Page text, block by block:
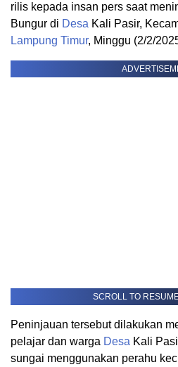
rilis kepada insan pers saat
Bungur di Desa Kali Pasir,
Lampung Timur, Minggu (2/2/
SCROLL TO
Peninjauan tersebut dilakukan
pelajar dan warga Desa Kali
sungai menggunakan perahu